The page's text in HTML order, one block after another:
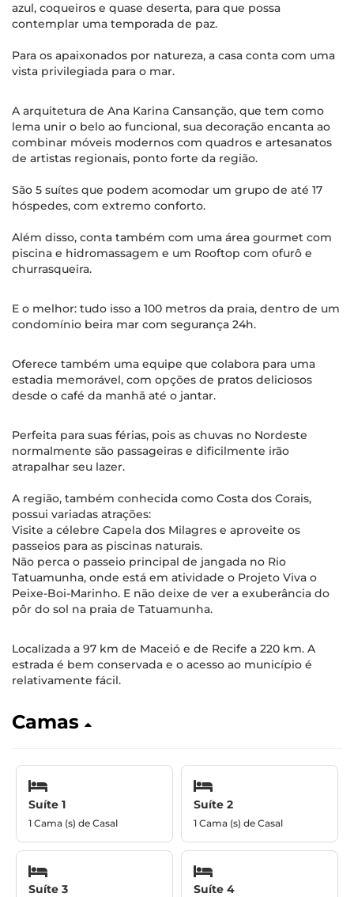
azul, coqueiros e quase deserta, para que possa
contemplar uma temporada de paz.
Para os apaixonados por natureza, a casa conta com uma
vista privilegiada para o mar.
A arquitetura de Ana Karina Cansanção, que tem como
lema unir o belo ao funcional, sua decoração encanta ao
combinar móveis modernos com quadros e artesanatos
de artistas regionais, ponto forte da região.
São 5 suítes que podem acomodar um grupo de até 17
hóspedes, com extremo conforto.
Além disso, conta também com uma área gourmet com
piscina e hidromassagem e um Rooftop com ofurô e
churrasqueira.
E o melhor: tudo isso a 100 metros da praia, dentro de um
condomínio beira mar com segurança 24h.
Oferece também uma equipe que colabora para uma
estadia memorável, com opções de pratos deliciosos
desde o café da manhã até o jantar.
Perfeita para suas férias, pois as chuvas no Nordeste
normalmente são passageiras e dificilmente irão
atrapalhar seu lazer.
A região, também conhecida como Costa dos Corais,
possui variadas atrações:
Visite a célebre Capela dos Milagres e aproveite os
passeios para as piscinas naturais.
Não perca o passeio principal de jangada no Rio
Tatuamunha, onde está em atividade o Projeto Viva o
Peixe-Boi-Marinho. E não deixe de ver a exuberância do
pôr do sol na praia de Tatuamunha.
Localizada a 97 km de Maceió e de Recife a 220 km. A
estrada é bem conservada e o acesso ao município é
relativamente fácil.
Camas
Suíte 1
1 Cama (s) de Casal
Suíte 2
1 Cama (s) de Casal
Suíte 3 Suíte 4